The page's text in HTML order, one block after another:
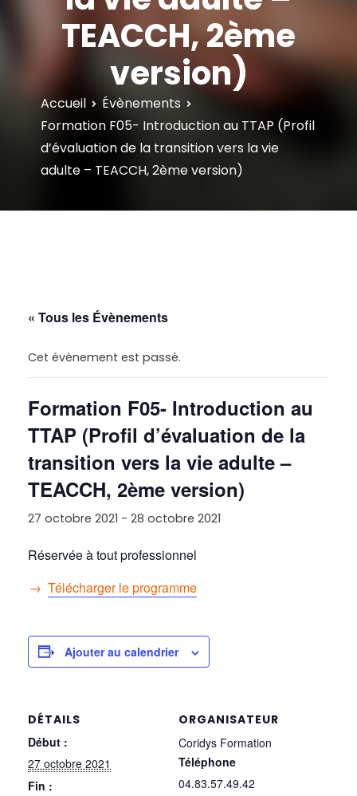
TEACCH, 2ème
version)
Accueil
Évènements
Formation F05- Introduction au TTAP (Profil
d’évaluation de la transition vers la vie
adulte – TEACCH, 2ème version)
« Tous les Évènements
Cet évènement est passé.
Formation F05- Introduction au
TTAP (Profil d’évaluation de la
transition vers la vie adulte –
TEACCH, 2ème version)
27 octobre 2021 - 28 octobre 2021
Réservée à tout professionnel
→ Télécharger le programme
Ajouter au calendrier
DÉTAILS
Début :
27 octobre 2021
Fin :
ORGANISATEUR
Coridys Formation
Téléphone
04.83.57.49.42